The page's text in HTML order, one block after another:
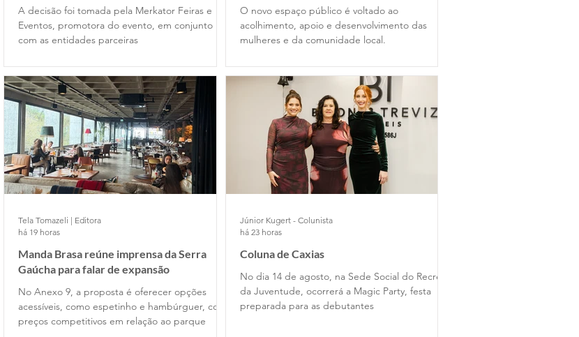
A decisão foi tomada pela Merkator Feiras e
Eventos, promotora do evento, em conjunto
com as entidades parceiras
O novo espaço público é voltado ao
acolhimento, apoio e desenvolvimento das
mulheres e da comunidade local.
Manda Brasa reúne imprensa da Serra
Gaúcha para falar de expansão
No Anexo 9, a proposta é oferecer opções
acessíveis, como espetinho e hambúrguer, com
preços competitivos em relação ao parque
Tela Tomazeli | Editora
há 19 horas
Coluna de Caxias
No dia 14 de agosto, na Sede Social do Recreio
da Juventude, ocorrerá a Magic Party, festa
preparada para as debutantes
Júnior Kugert - Colunista
há 23 horas